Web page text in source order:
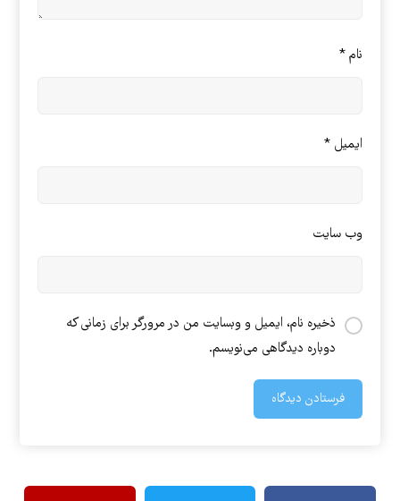
نام*
ایمیل*
وب‌ سایت
ذخیره نام، ایمیل و وبسایت من در مرورگر برای زمانی که
دوباره دیدگاهی می‌نویسم.
فرستادن دیدگاه